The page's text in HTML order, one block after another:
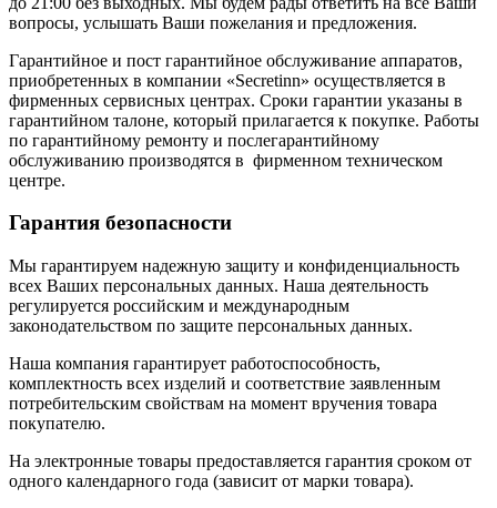
вопросы, услышать Ваши пожелания и предложения.
Гарантийное и пост гарантийное обслуживание аппаратов,
приобретенных в компании «Secretinn» осуществляется в
фирменных сервисных центрах. Сроки гарантии указаны в
гарантийном талоне, который прилагается к покупке. Работы
по гарантийному ремонту и послегарантийному
обслуживанию производятся в фирменном техническом
центре.
Гарантия безопасности
Мы гарантируем надежную защиту и конфиденциальность
всех Ваших персональных данных. Наша деятельность
регулируется российским и международным
законодательством по защите персональных данных.
Наша компания гарантирует работоспособность,
комплектность всех изделий и соответствие заявленным
потребительским свойствам на момент вручения товара
покупателю.
На электронные товары предоставляется гарантия сроком от
одного календарного года (зависит от марки товара).